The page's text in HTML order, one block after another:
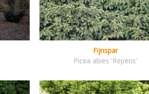
Fijnspar
Picea abies 'Repens'